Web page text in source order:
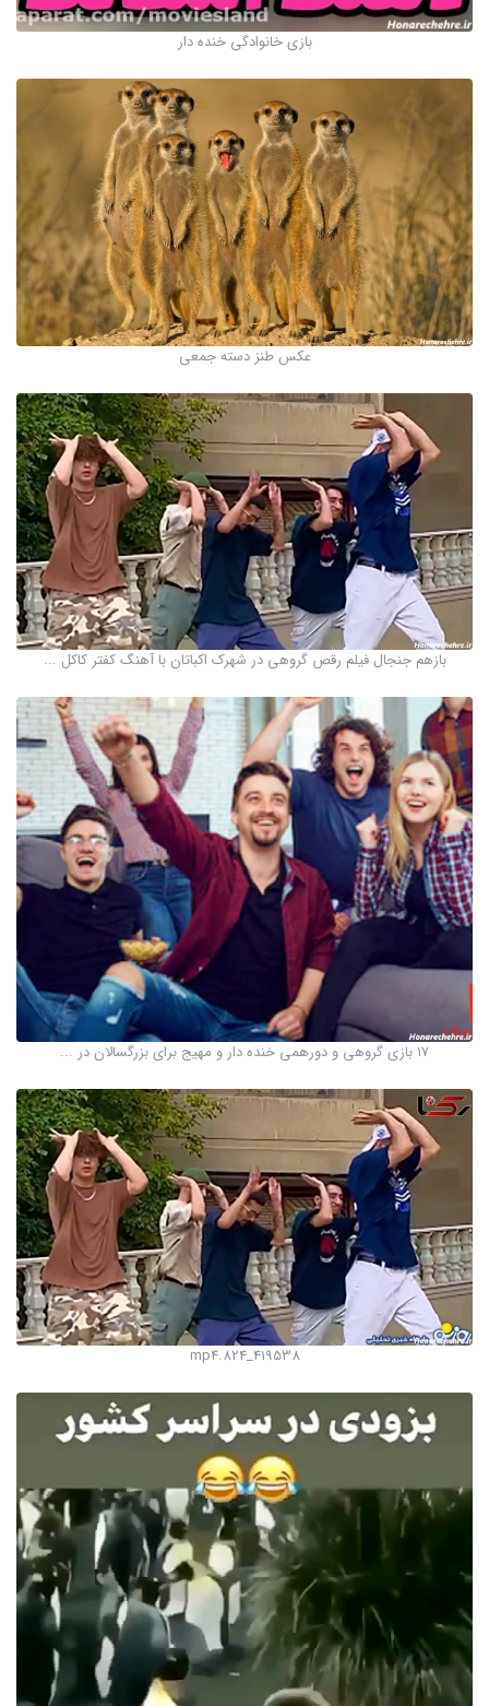
بازی خانوادگی خنده دار
عکس طنز دسته جمعی
بازهم جنجال فیلم رقص گروهی در شهرک اکباتان با آهنگ کفتر کاکل ...
۱۷ بازی گروهی و دورهمی خنده دار و مهیج برای بزرگسالان در ...
419538_824.mp4